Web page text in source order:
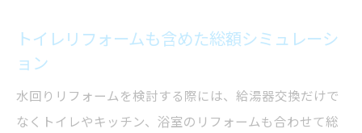
トイレリフォームも含めた総額シミュレーシ
ョン
水回りリフォームを検討する際には、給湯器交換だけで
なくトイレやキッチン、浴室のリフォームも合わせて総